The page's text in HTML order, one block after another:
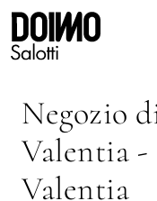
Negozio
Valentia
Valentia